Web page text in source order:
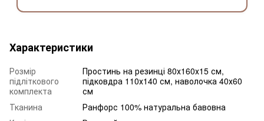
Характеристики
Розмір
підліткового
комплекта
Простинь на резинці 80х160х15 см,
підковдра 110х140 см, наволочка 40х60
см
Тканина
Ранфорс 100% натуральна бавовна